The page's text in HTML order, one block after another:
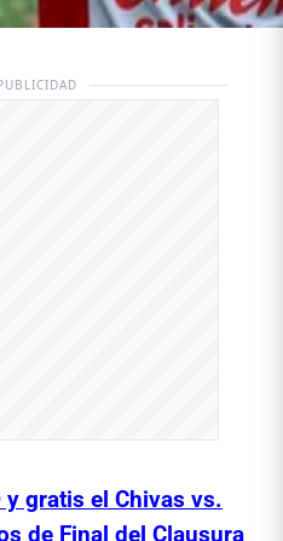
y gratis el Chivas vs.
de Final del Clausura